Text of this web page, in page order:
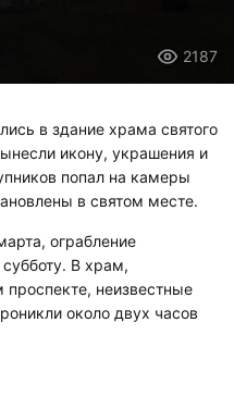
2187
в здание храма святого
икону, украшения и
попал на камеры
в святом месте.
ограбление
В храм,
неизвестные
около двух часов